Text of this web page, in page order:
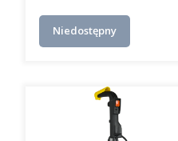
Niedostępny